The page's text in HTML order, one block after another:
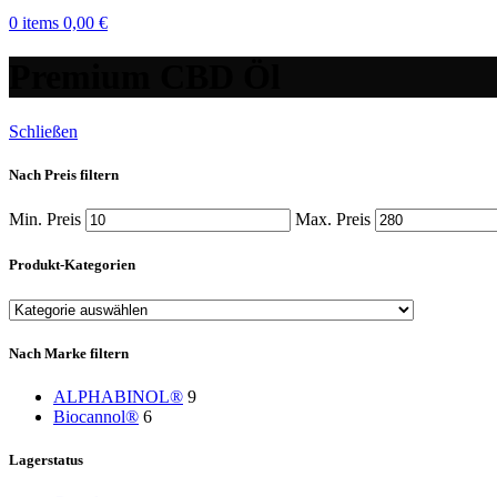
0 items 0,00 €
Schließen
Nach Preis filtern
Min. Preis Max. Preis
Produkt-Kategorien
Nach Marke filtern
ALPHABINOL® 9
Biocannol® 6
Lagerstatus